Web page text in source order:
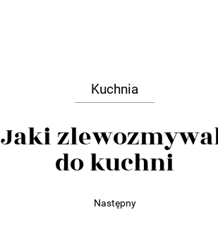
Kuchnia
Jaki
do kuchni
Następny